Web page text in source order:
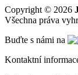
Copyright © 2026
Všechna práva
Buďte s námi na
Kontaktní